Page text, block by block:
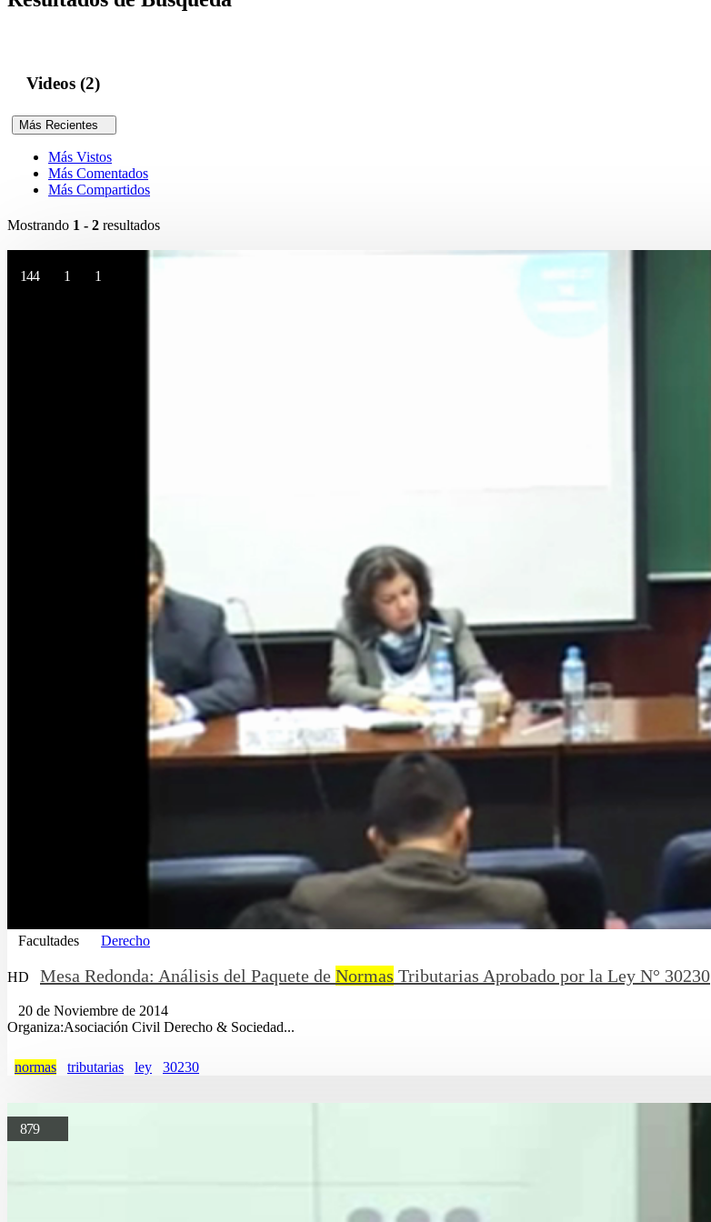
Videos (2)
Más Recientes
Más Vistos
Más Comentados
Más Compartidos
Mostrando 1 - 2 resultados
144 1 1
Facultades Derecho
HD Mesa Redonda: Análisis del Paquete de Normas Tributarias Aprobado por la Ley N° 30230
20 de Noviembre de 2014
Organiza:Asociación Civil Derecho & Sociedad...
normas tributarias ley 30230
879